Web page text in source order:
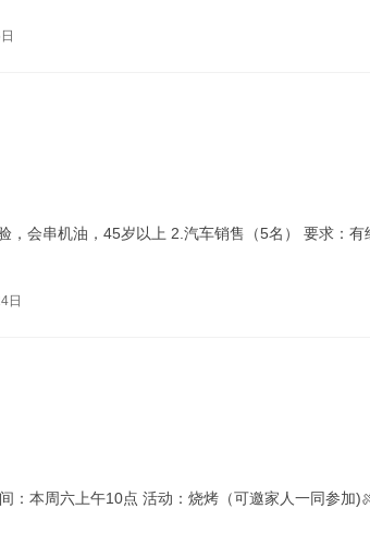
，会串机油，45岁以上 2.汽车销售（5名） 要求：有
日
：本周六上午10点 活动：烧烤（可邀家人一同参加